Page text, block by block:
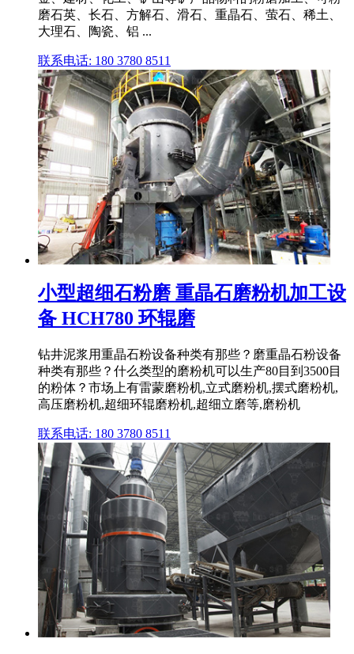
磨石英、长石、方解石、滑石、重晶石、萤石、稀土、
大理石、陶瓷、铝 ...
联系电话: 180 3780 8511
小型超细石粉磨 重晶石磨粉机加工设
备 HCH780 环辊磨
钻井泥浆用重晶石粉设备种类有那些？磨重晶石粉设备
种类有那些？什么类型的磨粉机可以生产80目到3500目
的粉体？市场上有雷蒙磨粉机,立式磨粉机,摆式磨粉机,
高压磨粉机,超细环辊磨粉机,超细立磨等,磨粉机
联系电话: 180 3780 8511